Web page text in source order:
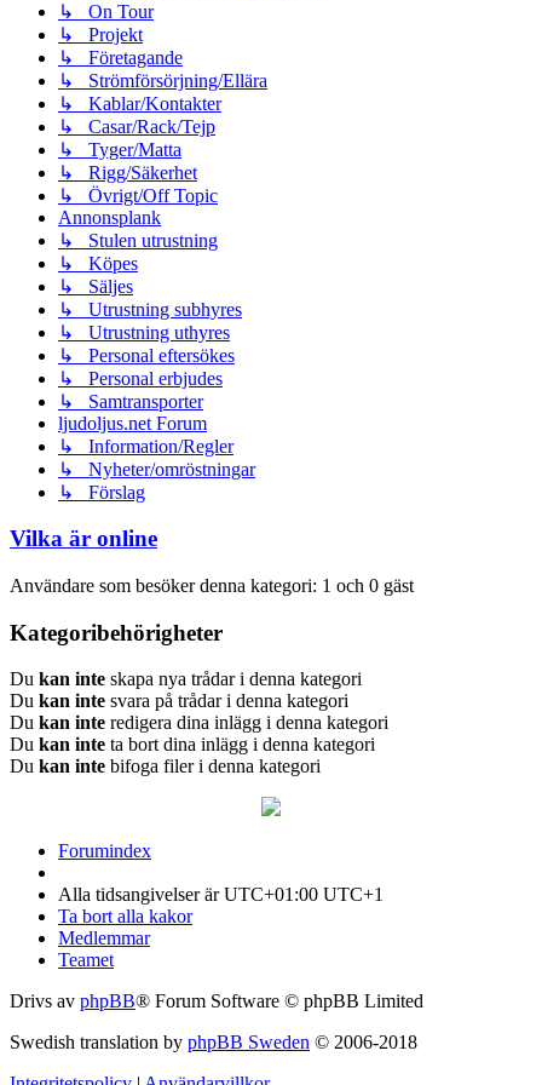
↳ On Tour
↳ Projekt
↳ Företagande
↳ Strömförsörjning/Ellära
↳ Kablar/Kontakter
↳ Casar/Rack/Tejp
↳ Tyger/Matta
↳ Rigg/Säkerhet
↳ Övrigt/Off Topic
Annonsplank
↳ Stulen utrustning
↳ Köpes
↳ Säljes
↳ Utrustning subhyres
↳ Utrustning uthyres
↳ Personal eftersökes
↳ Personal erbjudes
↳ Samtransporter
ljudoljus.net Forum
↳ Information/Regler
↳ Nyheter/omröstningar
↳ Förslag
Vilka är online
Användare som besöker denna kategori: 1 och 0 gäst
Kategoribehörigheter
Du kan inte skapa nya trådar i denna kategori
Du kan inte svara på trådar i denna kategori
Du kan inte redigera dina inlägg i denna kategori
Du kan inte ta bort dina inlägg i denna kategori
Du kan inte bifoga filer i denna kategori
Forumindex
Alla tidsangivelser är UTC+01:00 UTC+1
Ta bort alla kakor
Medlemmar
Teamet
Drivs av phpBB® Forum Software © phpBB Limited
Swedish translation by phpBB Sweden © 2006-2018